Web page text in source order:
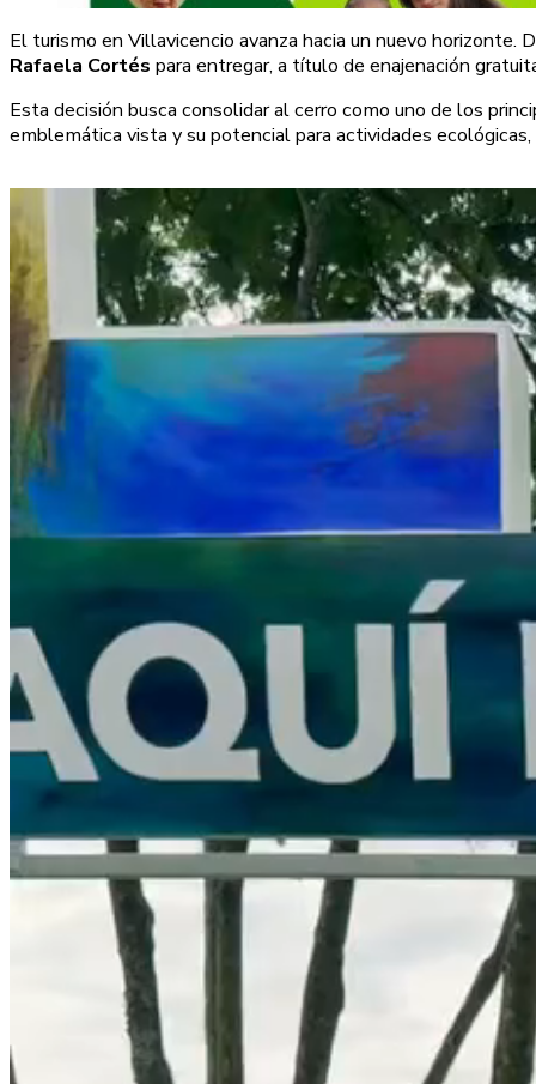
El turismo en Villavicencio avanza hacia un nuevo
Rafaela Cortés para entregar, a título de enajenación
Esta decisión busca consolidar al cerro como uno de los
emblemática vista y su potencial para actividades